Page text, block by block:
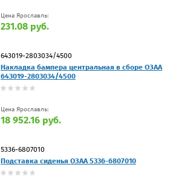
Цена Ярославль:
231.08 руб.
643019-2803034/4500
Накладка бампера центральная в сборе ОЗАА
643019-2803034/4500
Цена Ярославль:
18 952.16 руб.
5336-6807010
Подставка сиденья ОЗАА 5336-6807010